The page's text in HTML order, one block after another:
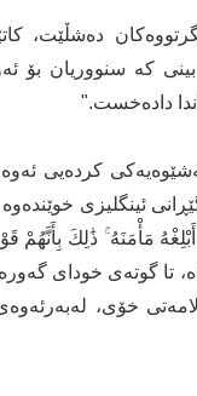
دەشڵێت،
بینی کە سنووریان
دادەخست."
کردەیی
مَأْمَنَهُ ۚ ذَٰلِكَ بِأَنَّهُمْ
بده‌، تا گوتەی خودای
خۆی،